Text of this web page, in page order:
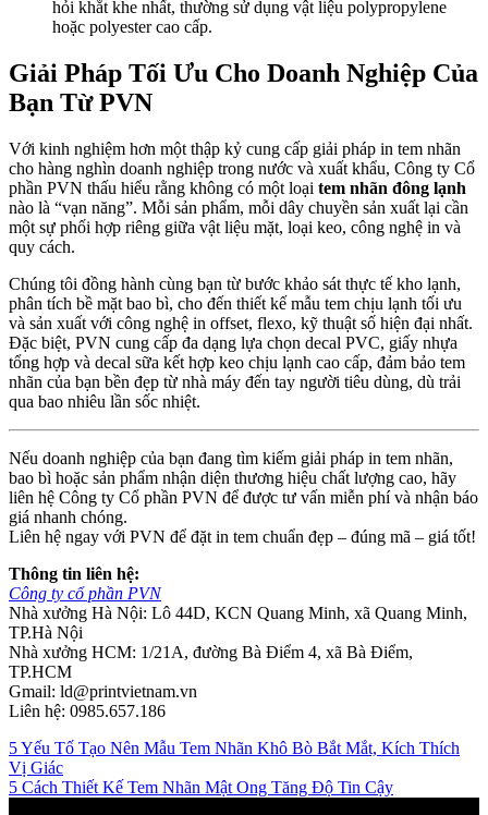
hỏi khắt khe nhất, thường sử dụng vật liệu polypropylene
hoặc polyester cao cấp.
Giải Pháp Tối Ưu Cho Doanh Nghiệp Của
Bạn Từ PVN
Với kinh nghiệm hơn một thập kỷ cung cấp giải pháp in tem nhãn
cho hàng nghìn doanh nghiệp trong nước và xuất khẩu, Công ty Cổ
phần PVN thấu hiểu rằng không có một loại tem nhãn đông lạnh
nào là “vạn năng”. Mỗi sản phẩm, mỗi dây chuyền sản xuất lại cần
một sự phối hợp riêng giữa vật liệu mặt, loại keo, công nghệ in và
quy cách.
Chúng tôi đồng hành cùng bạn từ bước khảo sát thực tế kho lạnh,
phân tích bề mặt bao bì, cho đến thiết kế mẫu tem chịu lạnh tối ưu
và sản xuất với công nghệ in offset, flexo, kỹ thuật số hiện đại nhất.
Đặc biệt, PVN cung cấp đa dạng lựa chọn decal PVC, giấy nhựa
tổng hợp và decal sữa kết hợp keo chịu lạnh cao cấp, đảm bảo tem
nhãn của bạn bền đẹp từ nhà máy đến tay người tiêu dùng, dù trải
qua bao nhiêu lần sốc nhiệt.
Nếu doanh nghiệp của bạn đang tìm kiếm giải pháp in tem nhãn,
bao bì hoặc sản phẩm nhận diện thương hiệu chất lượng cao, hãy
liên hệ Công ty Cổ phần PVN để được tư vấn miễn phí và nhận báo
giá nhanh chóng.
Liên hệ ngay với PVN để đặt in tem chuẩn đẹp – đúng mã – giá tốt!
Thông tin liên hệ:
Công ty cổ phần PVN
Nhà xưởng Hà Nội: Lô 44D, KCN Quang Minh, xã Quang Minh,
TP.Hà Nội
Nhà xưởng HCM: 1/21A, đường Bà Điểm 4, xã Bà Điểm,
TP.HCM
Gmail: ld@printvietnam.vn
Liên hệ: 0985.657.186
5 Yếu Tố Tạo Nên Mẫu Tem Nhãn Khô Bò Bắt Mắt, Kích Thích
Vị Giác
5 Cách Thiết Kế Tem Nhãn Mật Ong Tăng Độ Tin Cậy